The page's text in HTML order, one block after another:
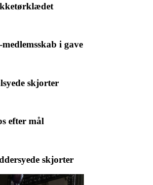
i gave
skjorter
efter mål
skjorter